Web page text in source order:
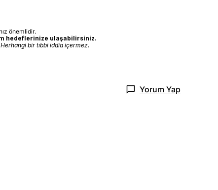
önemlidir.
hedeflerinize ulaşabilirsiniz.
bir tıbbi iddia içermez.
Yorum Yap